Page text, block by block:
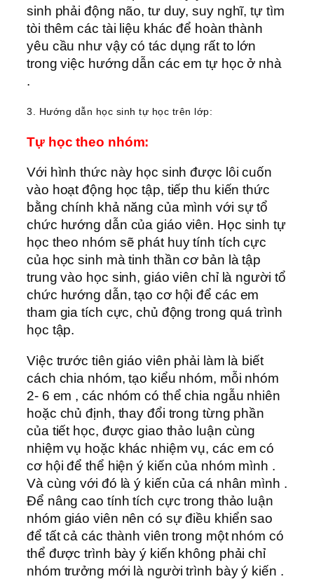
sinh phải động não, tư duy, suy nghĩ, tự tìm
tòi thêm các tài liệu khác để hoàn thành
yêu cầu như vậy có tác dụng rất to lớn
trong việc hướng dẫn các em tự học ở nhà
.
3. Hướng dẫn học sinh tự học trên lớp:
Tự học theo nhóm:
Với hình thức này học sinh được lôi cuốn
vào hoạt động học tập, tiếp thu kiến thức
bằng chính khả năng của mình với sự tổ
chức hướng dẫn của giáo viên. Học sinh tự
học theo nhóm sẽ phát huy tính tích cực
của học sinh mà tinh thần cơ bản là tập
trung vào học sinh, giáo viên chỉ là người tổ
chức hướng dẫn, tạo cơ hội để các em
tham gia tích cực, chủ động trong quá trình
học tập.
Việc trước tiên giáo viên phải làm là biết
cách chia nhóm, tạo kiểu nhóm, mỗi nhóm
2- 6 em , các nhóm có thể chia ngẫu nhiên
hoặc chủ định, thay đổi trong từng phần
của tiết học, được giao thảo luận cùng
nhiệm vụ hoặc khác nhiệm vụ, các em có
cơ hội để thể hiện ý kiến của nhóm mình .
Và cùng với đó là ý kiến của cá nhân mình .
Để nâng cao tính tích cực trong thảo luận
nhóm giáo viên nên có sự điều khiển sao
để tất cả các thành viên trong một nhóm có
thể được trình bày ý kiến không phải chỉ
nhóm trưởng mới là người trình bày ý kiến .